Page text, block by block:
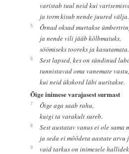
varistab tuul neid kui
ja torm kisub nende juured välja.
5
Õrnad oksad murtakse
ja nende vili jääb kõlbmatuks,
söömiseks tooreks ja kasutamata.
6
Sest lapsed, kes on sündinud
tunnistavad oma vanemate vastu,
kui neid ükskord läbi uuritakse.
Õige inimese varajasest surmast
7
Õige aga saab rahu,
kuigi ta varakult sureb.
8
Sest austatav vanus ei ole sama
ja seda ei mõõdeta aastate arvu
9
vaid tarkus on inimesele